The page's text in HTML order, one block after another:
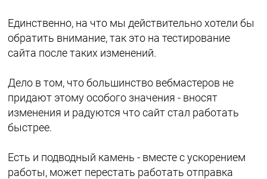
Единственно, на что мы действительно хотели бы
обратить внимание, так это на тестирование
сайта после таких изменений.
Дело в том, что большинство вебмастеров не
придают этому особого значения - вносят
изменения и радуются что сайт стал работать
быстрее.
Есть и подводный камень - вместе с ускорением
работы, может перестать работать отправка